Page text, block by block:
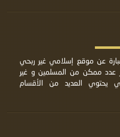
عن موقع إسلامي غير ربحي
عدد ممكن من المسلمين و غير
يحتوي العديد من الأقسام